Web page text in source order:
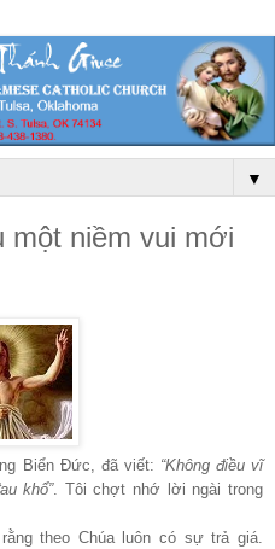
▼
một niềm vui mới
Biển Đức, đã viết: “Không điều vĩ
khổ”. Tôi chợt nhớ lời ngài trong
theo Chúa luôn có sự trả giá.